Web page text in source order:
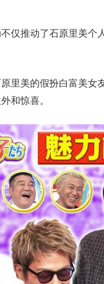
仅推动了石原里美个
里美的假扮白富美女
和惊喜。